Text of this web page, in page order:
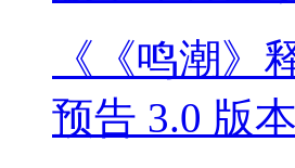
《《鸣潮
预告 3.0 版